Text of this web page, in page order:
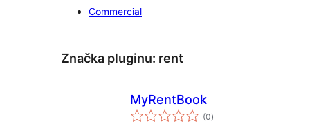
Commercial
Značka pluginu: rent
MyRentBook
(0celkové
hodnotenie
)